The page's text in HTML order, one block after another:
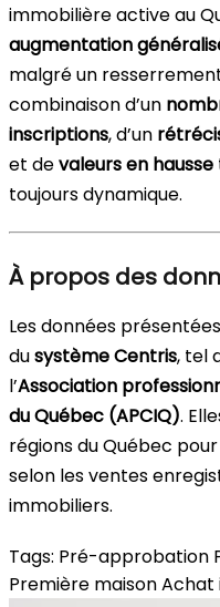
immobilière active au
augmentation
malgré un
combinaison d’un
inscriptions, d’un
et devaleurs en hausse
toujours dynamique.
À propos des
Les données
dusystème Centris, tel
l’Association
du Québec (APCIQ).
régions du Québec
selon les ventes
immobiliers.
Tags: Pré-approbation
Première maisonAchat